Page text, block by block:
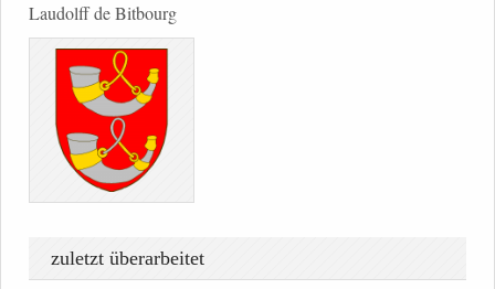
Laudolff de Bitbourg
zuletzt überarbeitet